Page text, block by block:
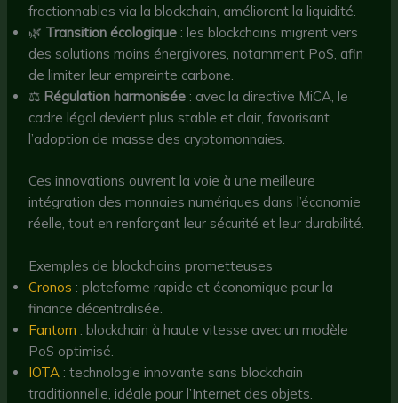
fractionnables via la blockchain, améliorant la liquidité.
🌿 Transition écologique : les blockchains migrent vers
des solutions moins énergivores, notamment PoS, afin
de limiter leur empreinte carbone.
⚖️ Régulation harmonisée : avec la directive MiCA, le
cadre légal devient plus stable et clair, favorisant
l’adoption de masse des cryptomonnaies.
Ces innovations ouvrent la voie à une meilleure
intégration des monnaies numériques dans l’économie
réelle, tout en renforçant leur sécurité et leur durabilité.
Exemples de blockchains prometteuses
Cronos : plateforme rapide et économique pour la
finance décentralisée.
Fantom : blockchain à haute vitesse avec un modèle
PoS optimisé.
IOTA : technologie innovante sans blockchain
traditionnelle, idéale pour l’Internet des objets.